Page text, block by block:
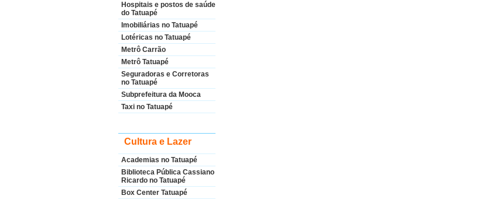
Hospitais e postos de saúde
do Tatuapé
Imobiliárias no Tatuapé
Lotéricas no Tatuapé
Metrô Carrão
Metrô Tatuapé
Seguradoras e Corretoras
no Tatuapé
Subprefeitura da Mooca
Taxi no Tatuapé
Cultura e Lazer
Academias no Tatuapé
Biblioteca Pública Cassiano
Ricardo no Tatuapé
Box Center Tatuapé